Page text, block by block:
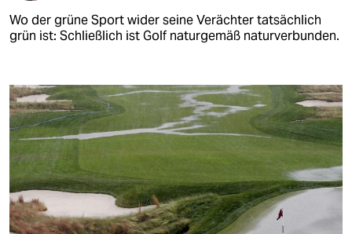
Wo der grüne Sport wider seine Verächter tatsächlich
grün ist: Schließlich ist Golf naturgemäß naturverbunden.